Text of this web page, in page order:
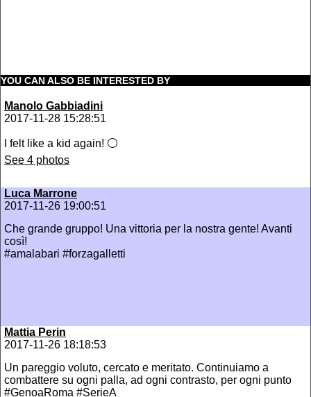
YOU CAN ALSO BE INTERESTED BY
Manolo Gabbiadini
2017-11-28 15:28:51
I felt like a kid again! ⚪️
See 4 photos
Luca Marrone
2017-11-26 19:00:51
Che grande gruppo! Una vittoria per la nostra gente! Avanti
così!
#amalabari #forzagalletti
Mattia Perin
2017-11-26 18:18:53
Un pareggio voluto, cercato e meritato. Continuiamo a
combattere su ogni palla, ad ogni contrasto, per ogni punto
#GenoaRoma #SerieA